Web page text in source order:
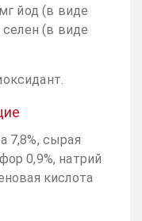
йод (в виде
селен (в виде
7,8%, сырая
0,9%, натрий
кислота